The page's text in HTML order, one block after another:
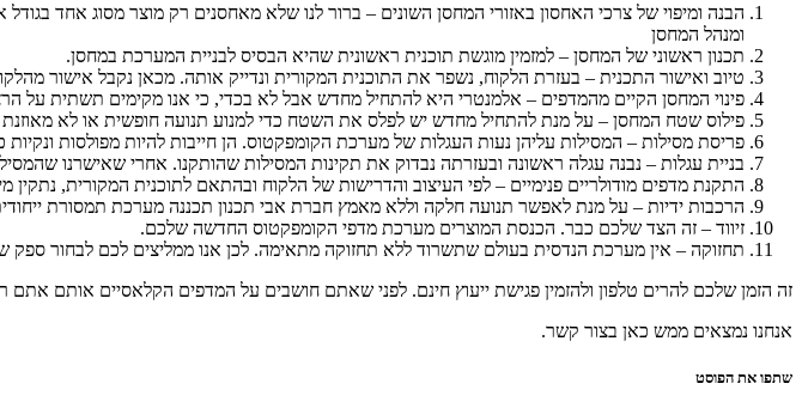
הבנה ומיפוי של צרכי האחסון באזורי המחסן השונים – ברור לנו שלא מאחסנים רק מוצר מסוג אחד
ומנהל המחסן
תכנון ראשוני של המחסן – למזמין מוגשת תוכנית ראשונית שהיא הבסיס לבניית המערכת במחסן.
טיוב ואישור התכנית – בעזרת הלקוח, נשפר את התוכנית המקורית ונדייק אותה. מכאן נקבל אישור
פינוי המחסן הקיים מהמדפים – אלמנטרי היא להתחיל מחדש אבל לא בכדי, כי אנו מקימים תשתית על
פילוס שטח המחסן – על מנת להתחיל מחדש יש לפלס את השטח כדי למנוע תנועה חופשית או לא
פריסת מסילות – המסילות עליהן נעות העגלות של מערכת הקומפקטוס. הן חייבות להיות מפולסות
בניית עגלות – נבנה עגלה ראשונה ובעזרתה נבדוק את תקינות המסילות שהותקנו. אחרי שאישרנו
התקנת מדפים מודולריים פנימיים – לפי העיצוב והדרישות של הלקוח ובהתאם לתוכנית המקורית, נתקין
הרכבות ידיות – על מנת לאפשר תנועה חלקה וללא מאמץ חברת אבי תכנון תכננה מערכת תמסורת
זיווד – זה הצד שלכם כבר. הכנסת המוצרים מערכת מדפי הקומפקטוס החדשה שלכם.
תחזוקה – אין מערכת הנדסית בעולם שתשרוד ללא תחזוקה מתאימה. לכן אנו ממליצים לכם לבחור
זה הזמן שלכם להרים טלפון ולהזמין פגישת ייעוץ חינם. לפני שאתם חושבים על המדפים הקלאסיים אותם אתם
אנחנו נמצאים ממש כאן בצור קשר.
שתפו את הפוסט